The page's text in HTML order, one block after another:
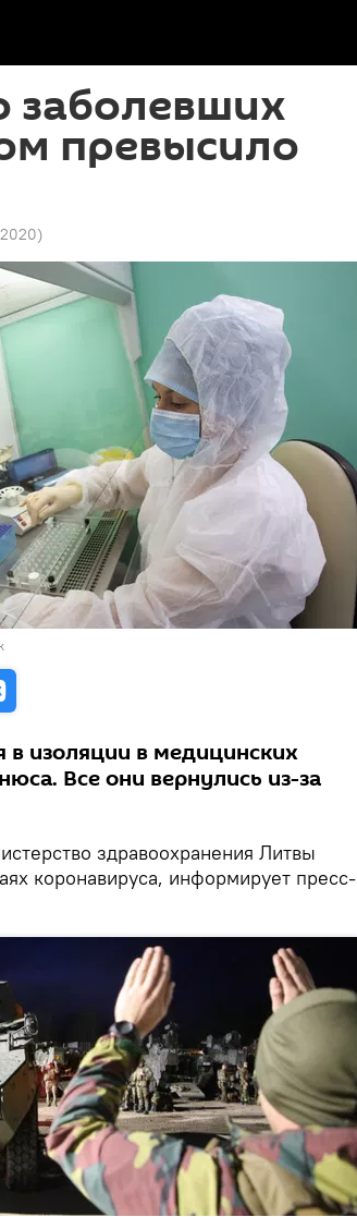
заболевших
превысило
)
изоляции в медицинских
Все они вернулись из-за
здравоохранения Литвы
коронавируса, информирует пресс-